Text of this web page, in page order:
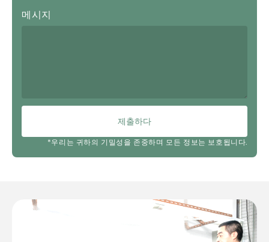
메시지
제출하다
*우리는 귀하의 기밀성을 존중하며 모든 정보는 보호됩니다.